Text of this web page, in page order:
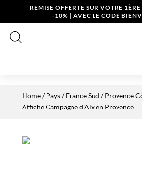
REMISE OFFERTE SUR VOTRE
-10% | AVEC LE CODE
Home/Pays/France Sud /Provence
Affiche Campagne d’Aix en Provence